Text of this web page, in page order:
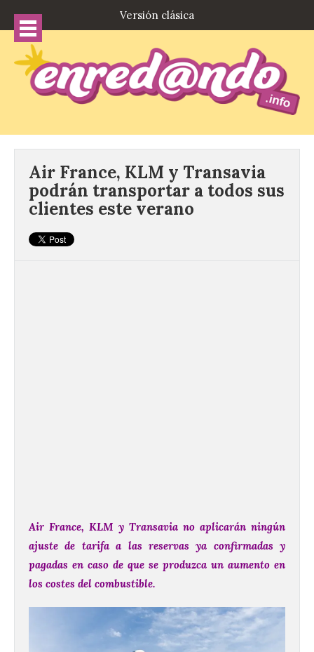
Versión clásica
Air France, KLM y Transavia
podrán transportar a todos sus
clientes este verano
Air France, KLM y Transavia no aplicarán ningún
ajuste de tarifa a las reservas ya confirmadas y
pagadas en caso de que se produzca un aumento en
los costes del combustible.